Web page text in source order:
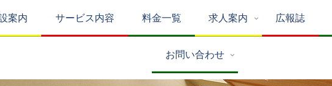
案内 サービス内容 料金一覧 求人案内 広報誌
お問い合わせ